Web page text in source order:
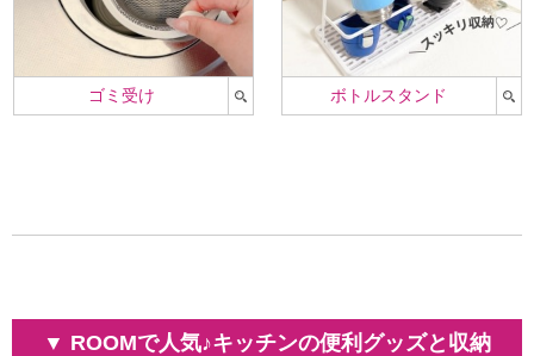
ゴミ受け ボトルスタンド
▼ ROOMで人気♪キッチンの便利グッズと収納